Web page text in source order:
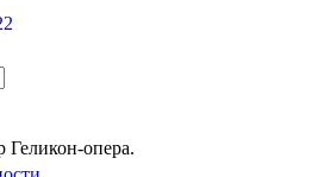
опера.